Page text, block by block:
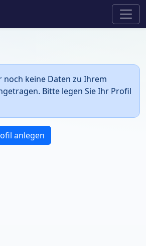
noch keine Daten zu Ihrem
Bitte legen Sie Ihr Profil
anlegen